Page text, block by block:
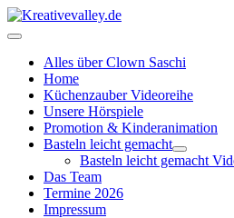
Alles über Clown Saschi
Home
Küchenzauber Videoreihe
Unsere Hörspiele
Promotion & Kinderanimation
Basteln leicht gemacht
Basteln leicht gemacht
Das Team
Termine 2026
Impressum